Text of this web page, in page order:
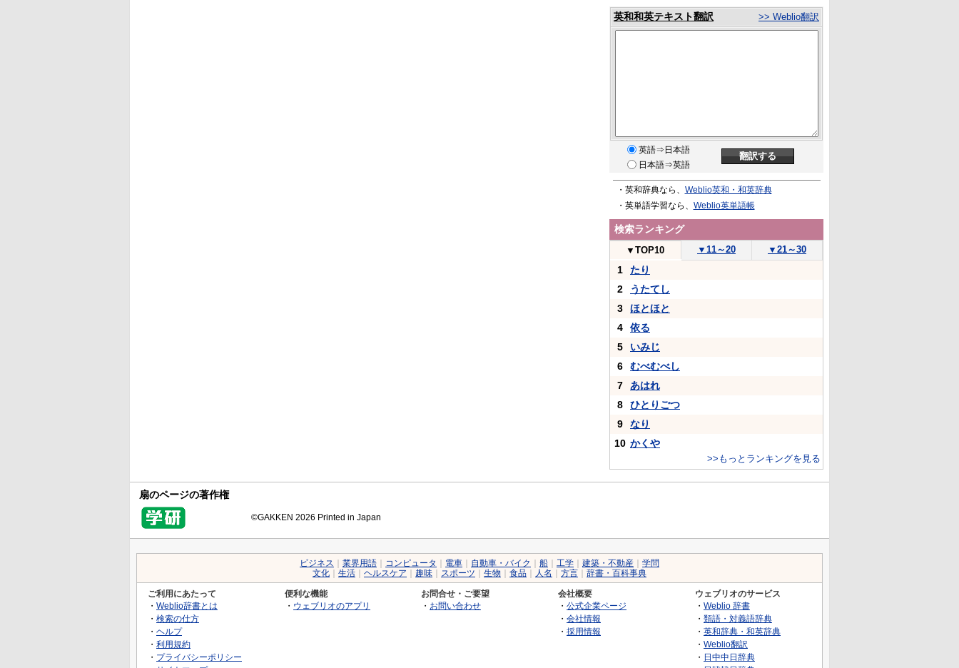
英和和英テキスト翻訳 >> Weblio翻訳
英語⇒日本語
日本語⇒英語
・英和辞典なら、 Weblio英和・和英辞典
・英単語学習なら、 Weblio英単語帳
検索ランキング
▼ TOP10 ▼ 11～20 ▼ 21～30
1
たり
2
うたてし
3
ほとほと
4
依る
5
いみじ
6
むべむべし
7
あはれ
8
ひとりごつ
9
なり
10 かくや
>>もっとランキングを見る
扇のページの著作権
©GAKKEN 2026 Printed in Japan
ビジネス 業界用語 コンピュータ 電車 自動車・バイク 船 工学 建築・不動産
学問
文化
生活 ヘルスケア 趣味 スポーツ 生物 食品 人名 方言 辞書・百科事典
ご利用にあたって
・ Weblio辞書とは
・ 検索の仕方
・ ヘルプ
・ 利用規約
・ プライバシーポリシー
便利な機能
・ ウェブリオのアプリ
お問合せ・ご要望
・ お問い合わせ
会社概要
・ 公式企業ページ
・ 会社情報
・ 採用情報
ウェブリオのサービス
・ Weblio 辞書
・ 類語・対義語辞典
・ 英和辞典・和英辞典
・ Weblio翻訳
・ 日中中日辞典